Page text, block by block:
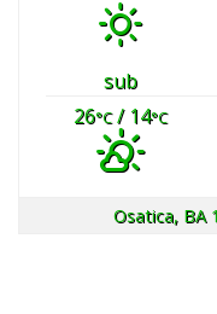
sub
26°C/ 14°C
Osatica, BA